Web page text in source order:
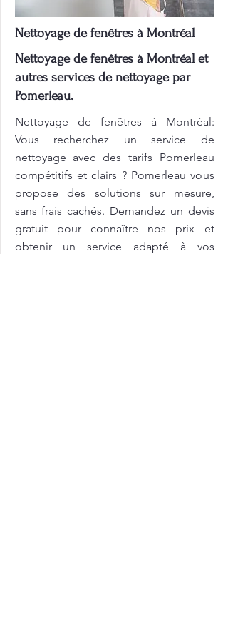
Nettoyage de fenêtres à Montréal
Nettoyage de fenêtres à Montréal et
autres services de nettoyage par
Pomerleau.
Nettoyage de fenêtres à Montréal:
Vous recherchez un service de
nettoyage avec des tarifs Pomerleau
compétitifs et clairs ? Pomerleau vous
propose des solutions sur mesure,
sans frais cachés. Demandez un devis
gratuit pour connaître nos prix et
obtenir un service adapté à vos